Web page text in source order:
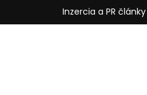
Inzercia a PR